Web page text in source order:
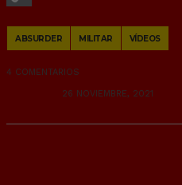
Link
ABSURDER MILITAR VÍDEOS
4 COMENTARIOS
26 NOVIEMBRE, 2021